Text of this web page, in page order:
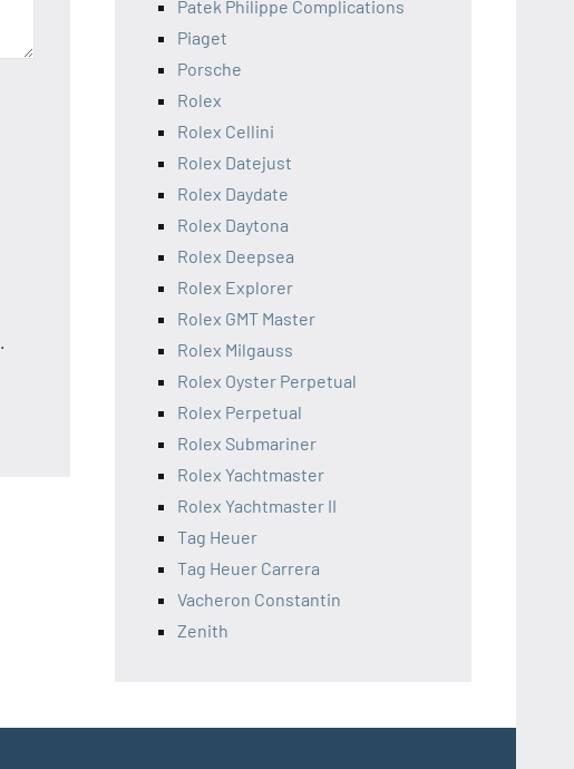
Patek Philippe Complications
Piaget
Porsche
Rolex
Rolex Cellini
Rolex Datejust
Rolex Daydate
Rolex Daytona
Rolex Deepsea
Rolex Explorer
Rolex GMT Master
Rolex Milgauss
Rolex Oyster Perpetual
Rolex Perpetual
Rolex Submariner
Rolex Yachtmaster
Rolex Yachtmaster II
Tag Heuer
Tag Heuer Carrera
Vacheron Constantin
Zenith